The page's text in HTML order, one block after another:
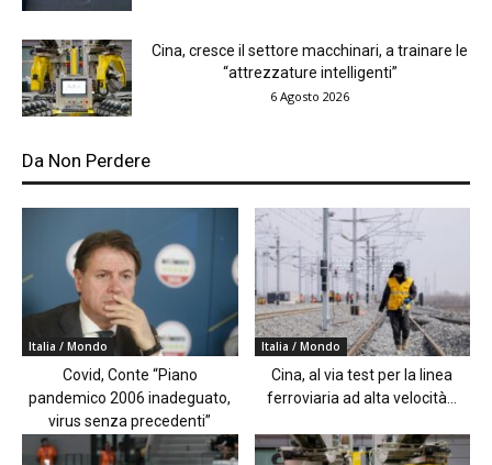
Cina, cresce il settore macchinari, a trainare le
“attrezzature intelligenti”
6 Agosto 2026
Da Non Perdere
Italia / Mondo
Covid, Conte “Piano
pandemico 2006 inadeguato,
virus senza precedenti”
Italia / Mondo
Cina, al via test per la linea
ferroviaria ad alta velocità...